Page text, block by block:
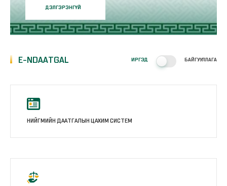
E-NDAATGAL ИРГЭД БАЙГУУЛЛАГА
НИЙГМИЙН ДААТГАЛЫН ЦАХИМ СИСТЕМ